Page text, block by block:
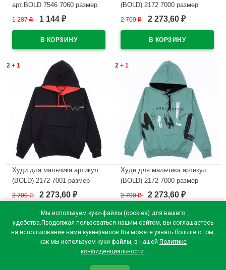
Мы используем куки-файлы (cookies) для вашего
удобства.Продолжая пользоваться нашим сайтом, вы соглашаетесь
на использование нами куки-файлов.Вы можете узнать больше о том,
как мы используем куки-файлы, в нашей Политике
конфиденциальности.
арт.BOLD 7546 7060 размер
36/140-48/176 цвет белый
1 287₽ 1 144 ₽
(BOLD) 2172 7000 размер
36/140-48/176 цвет черный
2 700₽ 2 273,60 ₽
2 + 1
Худи для мальчика артикул
(BOLD) 2172 7001 размер
36/140-48/176 цвет черный
В наличии
2 700₽ 2 273,60 ₽
2 + 1
Худи для мальчика артикул
(BOLD) 2172 7000 размер
36/140-48/176 цвет оливковый
В наличии
2 700₽ 2 273,60 ₽